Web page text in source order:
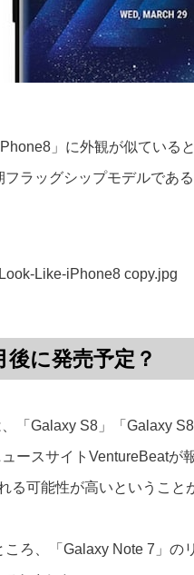
」に外観が似ている
フラッグシップモデルであ
に発売予定？
「Galaxy S8」「Galaxy
ースサイトVentureBeatが
る可能性が高いということ
ころ、「Galaxy Note 7」の